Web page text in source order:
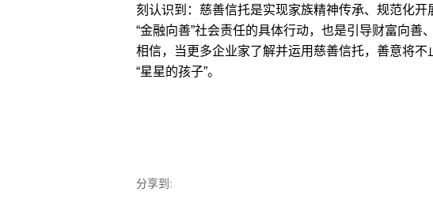
刻认识到：慈善信托是实现家族精神传承、规范化
“金融向善”社会责任的具体行动，也是引导财富向善
相信，当更多企业家了解并运用慈善信托，善意将
“星星的孩子”。
分享到: